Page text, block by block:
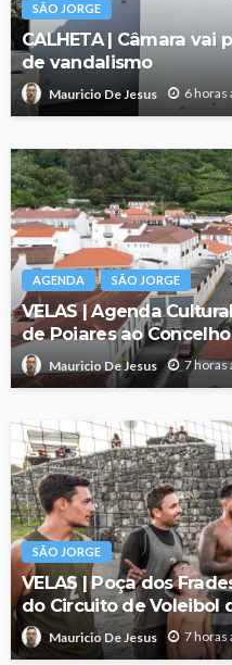
SÃO JORGE
CALHETA | Câmara vai
de vandalismo
Mauricio De Jesus 6 horas
AGENDA SÃO JORGE
VELAS | Agenda
de Poiares ao Concelho
Mauricio De Jesus 7 horas
SÃO JORGE
VELAS | Poça dos
do Circuito de Voleibol
Mauricio De Jesus 7 horas